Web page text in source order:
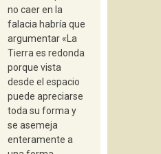
no caer en la
falacia habría que
argumentar «La
Tierra es redonda
porque vista
desde el espacio
puede apreciarse
toda su forma y
se asemeja
enteramente a